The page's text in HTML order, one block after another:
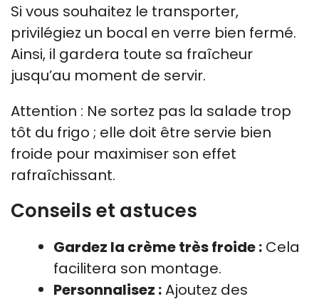
Si vous souhaitez le transporter,
privilégiez un bocal en verre bien fermé.
Ainsi, il gardera toute sa fraîcheur
jusqu’au moment de servir.
Attention : Ne sortez pas la salade trop
tôt du frigo ; elle doit être servie bien
froide pour maximiser son effet
rafraîchissant.
Conseils et astuces
Gardez la crème très froide : Cela
facilitera son montage.
Personnalisez :Ajoutez des